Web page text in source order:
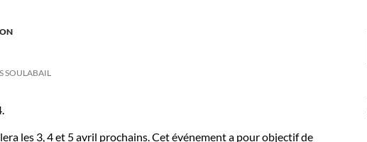
SOULABAIL
les 3, 4 et 5 avril prochains. Cet événement a pour objectif de